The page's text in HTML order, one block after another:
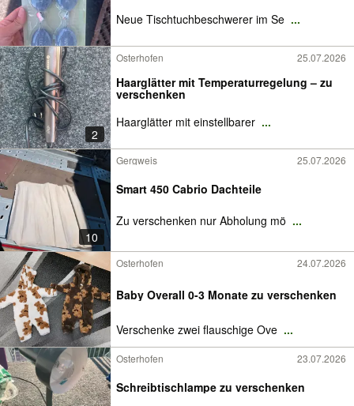
Neue Tischtuchbeschwerer im Se ...
2
Osterhofen 25.07.2026
Haarglätter mit Temperaturregelung – zu
verschenken
Haarglätter mit einstellbarer ...
10
Gergweis 25.07.2026
Smart 450 Cabrio Dachteile
Zu verschenken nur Abholung mö ...
Osterhofen 24.07.2026
Baby Overall 0-3 Monate zu verschenken
Verschenke zwei flauschige Ove ...
Osterhofen 23.07.2026
Schreibtischlampe zu verschenken